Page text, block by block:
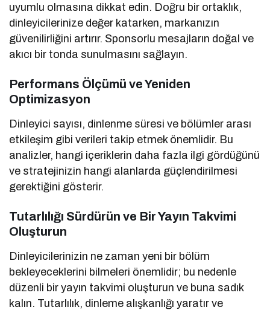
uyumlu olmasına dikkat edin. Doğru bir ortaklık,
dinleyicilerinize değer katarken, markanızın
güvenilirliğini artırır. Sponsorlu mesajların doğal ve
akıcı bir tonda sunulmasını sağlayın.
Performans Ölçümü ve Yeniden
Optimizasyon
Dinleyici sayısı, dinlenme süresi ve bölümler arası
etkileşim gibi verileri takip etmek önemlidir. Bu
analizler, hangi içeriklerin daha fazla ilgi gördüğünü
ve stratejinizin hangi alanlarda güçlendirilmesi
gerektiğini gösterir.
Tutarlılığı Sürdürün ve Bir Yayın Takvimi
Oluşturun
Dinleyicilerinizin ne zaman yeni bir bölüm
bekleyeceklerini bilmeleri önemlidir; bu nedenle
düzenli bir yayın takvimi oluşturun ve buna sadık
kalın. Tutarlılık, dinleme alışkanlığı yaratır ve